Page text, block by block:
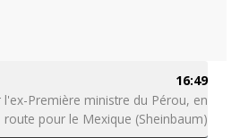
16:49
Première ministre du Pérou, en
route pour le Mexique (Sheinbaum)